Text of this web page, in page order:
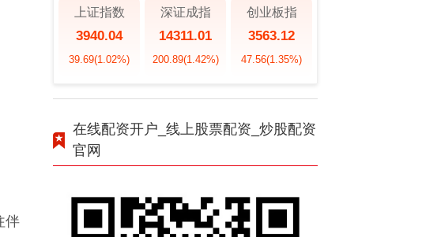
伴
上证指数
3940.04
39.69(1.02%)
深证成指
14311.01
200.89(1.42%)
创业板指
3563.12
47.56(1.35%)
在线配资开户_线上股票配资_炒股配资
官网